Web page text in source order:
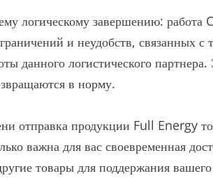
логическому завершению: работа
и неудобств, связанных
данного логистического партнера.
в норму.
отправка продукции Full Energy
важна для вас своевременная
товары для поддержания